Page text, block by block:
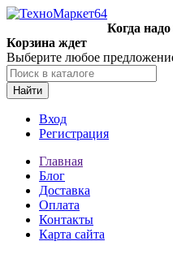
Когда
Корзина ждет
Выберите любое
Найти
Вход
Регистрация
Главная
Блог
Доставка
Оплата
Контакты
Карта сайта